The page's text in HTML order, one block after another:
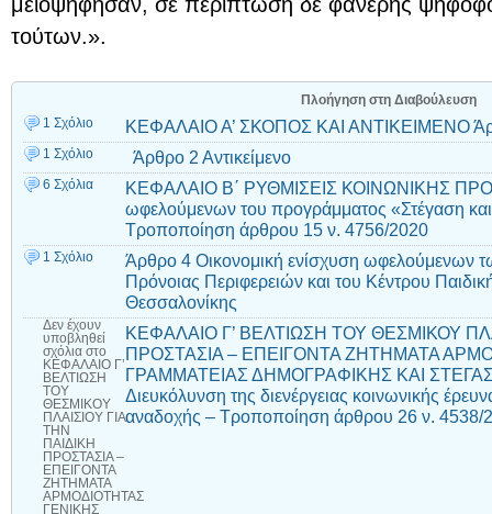
τούτων.».
Πλοήγηση στη Διαβούλευση
1 Σχόλιο
ΚΕΦΑΛΑΙΟ Α’ ΣΚΟΠΟΣ ΚΑΙ ΑΝΤΙΚΕΙΜΕΝΟ
1 Σχόλιο Άρθρο 2 Αντικείμενο
6 Σχόλια
ΚΕΦΑΛΑΙΟ Β΄ ΡΥΘΜΙΣΕΙΣ ΚΟΙΝΩΝΙΚΗΣ
ωφελούμενων του προγράμματος «Στέγαση και
Τροποποίηση άρθρου 15 ν. 4756/2020
1 Σχόλιο
Άρθρο 4 Οικονομική ενίσχυση ωφελούμενων
Πρόνοιας Περιφερειών και του Κέντρου
Θεσσαλονίκης
Δεν έχουν
υποβληθεί
σχόλια στο
ΚΕΦΑΛΑΙΟ Γ’
ΒΕΛΤΙΩΣΗ
ΤΟΥ
ΘΕΣΜΙΚΟΥ
ΠΛΑΙΣΙΟΥ ΓΙΑ
ΤΗΝ
ΠΑΙΔΙΚΗ
ΠΡΟΣΤΑΣΙΑ –
ΕΠΕΙΓΟΝΤΑ
ΖΗΤΗΜΑΤΑ
ΑΡΜΟΔΙΟΤΗΤΑΣ
ΓΕΝΙΚΗΣ
ΚΕΦΑΛΑΙΟ Γ’ ΒΕΛΤΙΩΣΗ ΤΟΥ ΘΕΣΜΙΚΟΥ
ΠΡΟΣΤΑΣΙΑ – ΕΠΕΙΓΟΝΤΑ ΖΗΤΗΜΑΤΑ
ΓΡΑΜΜΑΤΕΙΑΣ ΔΗΜΟΓΡΑΦΙΚΗΣ ΚΑΙ
Διευκόλυνση της διενέργειας κοινωνικής
αναδοχής – Τροποποίηση άρθρου 26 ν. 4538/